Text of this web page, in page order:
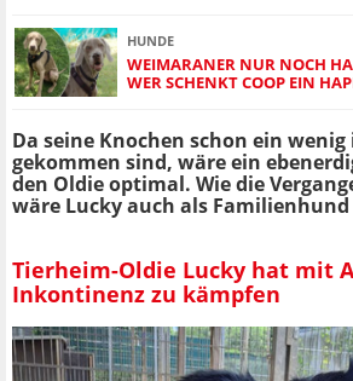
HUNDE
WEIMARANER NUR NOCH
WER SCHENKT COOP EIN
Da seine Knochen schon ein wenig
gekommen sind, wäre ein
den Oldie optimal. Wie die
wäre Lucky auch als
Tierheim-Oldie Lucky hat mit
Inkontinenz zu kämpfen